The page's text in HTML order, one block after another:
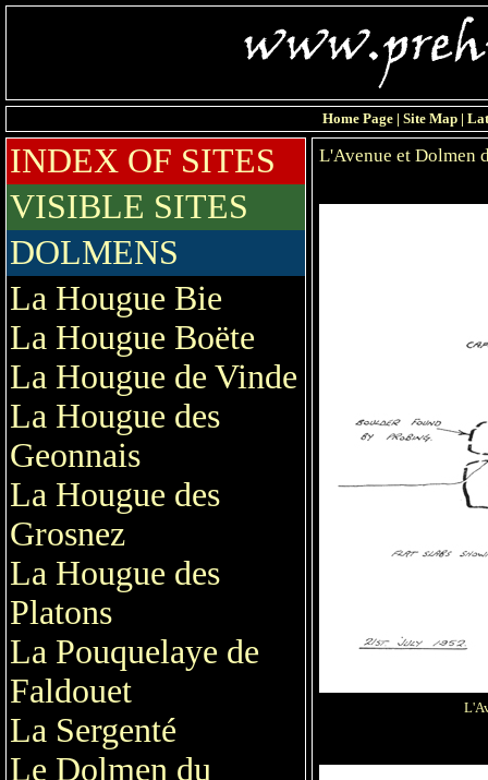
Home Page | Site Map |
INDEX OF SITES
VISIBLE SITES
DOLMENS
La Hougue Bie
La Hougue Boëte
La Hougue de Vinde
La Hougue des
Geonnais
La Hougue des
Grosnez
La Hougue des
Platons
La Pouquelaye de
Faldouet
La Sergenté
Le Dolmen du
L'Avenue et Dolmen